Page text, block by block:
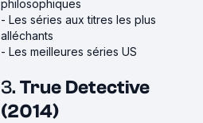
philosophiques
- Les séries aux titres les plus
alléchants
- Les meilleures séries US
3. True Detective
(2014)